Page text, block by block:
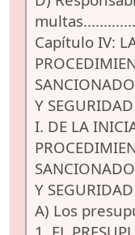
Capítulo IV:
Y
I. DE LA
Y
A) Los